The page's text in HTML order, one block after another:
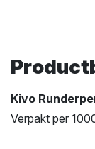
Kivo
Verpakt per